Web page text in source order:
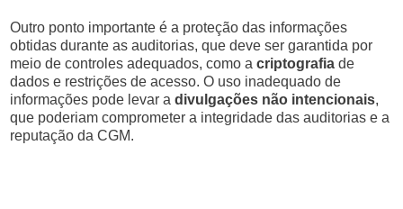
Outro ponto importante é a proteção das informações
obtidas durante as auditorias, que deve ser garantida por
meio de controles adequados, como acriptografia de
dados e restrições de acesso. O uso inadequado de
informações pode levar adivulgações não intencionais,
que poderiam comprometer a integridade das auditorias e a
reputação da CGM.